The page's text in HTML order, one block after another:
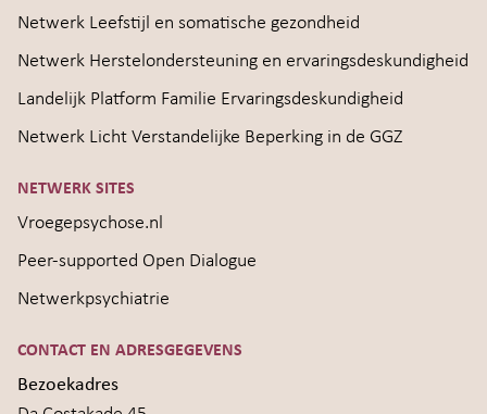
Netwerk Leefstijl en somatische gezondheid
Netwerk Herstelondersteuning en ervaringsdeskundigheid
Landelijk Platform Familie Ervaringsdeskundigheid
Netwerk Licht Verstandelijke Beperking in de GGZ
NETWERK SITES
Vroegepsychose.nl
Peer-supported Open Dialogue
Netwerkpsychiatrie
CONTACT EN ADRESGEGEVENS
Bezoekadres